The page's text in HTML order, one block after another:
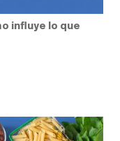
influye lo que